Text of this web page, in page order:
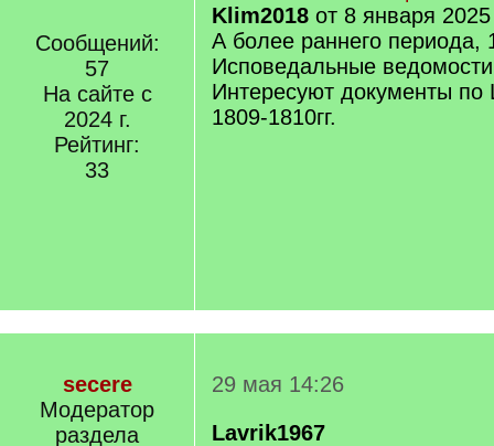
Сообщений:
57
На сайте с
2024 г.
Рейтинг:
33
Klim2018 от 8 января
А более раннего периода,
Исповедальные
Интересуют документы
1809-1810гг.
secere
Модератор
раздела
29 мая 14:26
Lavrik1967